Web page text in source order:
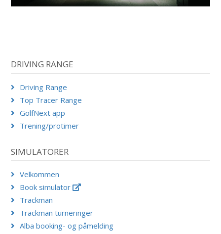
DRIVING RANGE
Driving Range
Top Tracer Range
GolfNext app
Trening/protimer
SIMULATORER
Velkommen
Book simulator
Trackman
Trackman turneringer
Alba booking- og påmelding